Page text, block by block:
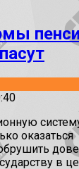
оказаться
в